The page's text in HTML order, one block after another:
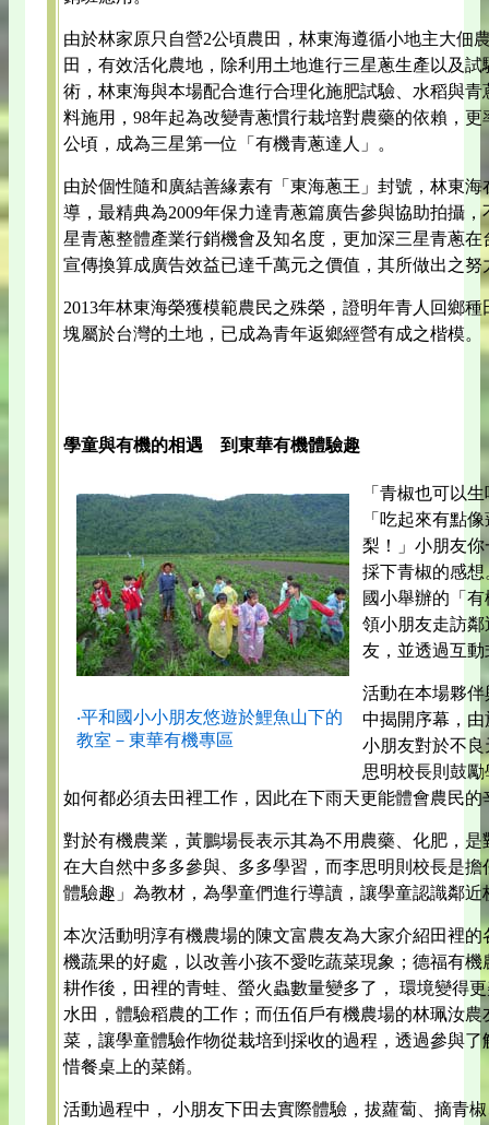
由於林家原只自營2公頃農田，林東海遵循小地主大佃
田，有效活化農地，除利用土地進行三星蔥生產以及
術，林東海與本場配合進行合理化施肥試驗、水稻與
料施用，98年起為改變青蔥慣行栽培對農藥的依賴，
公頃，成為三星第一位「有機青蔥達人」。
由於個性隨和廣結善緣素有「東海蔥王」封號，林東
導，最精典為2009年保力達青蔥篇廣告參與協助拍攝
星青蔥整體產業行銷機會及知名度，更加深三星青蔥
宣傳換算成廣告效益已達千萬元之價值，其所做出之努
2013年林東海榮獲模範農民之殊榮，證明年青人回鄉
塊屬於台灣的土地，已成為青年返鄉經營有成之楷模。
學童與有機的相遇 到東華有機體驗趣
‧平和國小小朋友悠遊於鯉魚山下的
教室－東華有機專區
「青椒也可以
「吃起來有點
梨！」小朋友
採下青椒的感
國小舉辦的「
領小朋友走訪
友，並透過互
活動在本場夥
中揭開序幕，
小朋友對於不
思明校長則鼓
如何都必須去田裡工作，因此在下雨天更能體會農民的
對於有機農業，黃鵬場長表示其為不用農藥、化肥，
在大自然中多多參與、多多學習，而李思明則校長是
體驗趣」為教材，為學童們進行導讀，讓學童認識鄰
本次活動明淳有機農場的陳文富農友為大家介紹田裡
機蔬果的好處，以改善小孩不愛吃蔬菜現象；德福有
耕作後，田裡的青蛙、螢火蟲數量變多了， 環境變得
水田，體驗稻農的工作；而伍佰戶有機農場的林珮汝
菜，讓學童體驗作物從栽培到採收的過程，透過參與
惜餐桌上的菜餚。
活動過程中， 小朋友下田去實際體驗，拔蘿蔔、摘青